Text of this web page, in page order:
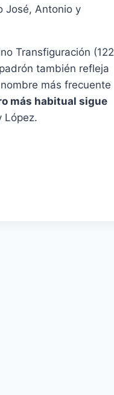
José, Antonio y
Transfiguración (122
también refleja
más frecuente
más habitual sigue
López.